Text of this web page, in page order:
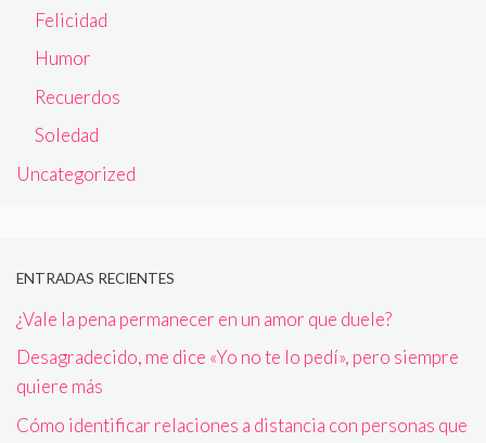
Felicidad
Humor
Recuerdos
Soledad
Uncategorized
ENTRADAS RECIENTES
¿Vale la pena permanecer en un amor que duele?
Desagradecido, me dice «Yo no te lo pedí», pero siempre
quiere más
Cómo identificar relaciones a distancia con personas que